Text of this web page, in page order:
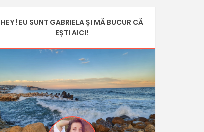
HEY! EU SUNT GABRIELA ȘI MĂ BUCUR CĂ
EȘTI AICI!